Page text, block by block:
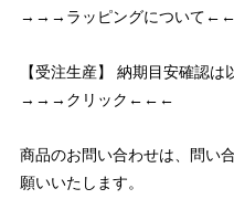
→→→ラッピングについて
【受注生産】 納期目安確認は
→→→クリック←←←
商品のお問い合わせは、問い
願いいたします。